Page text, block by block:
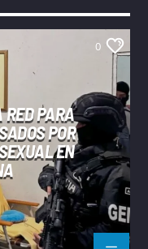
0
RED PARA
POR
EN